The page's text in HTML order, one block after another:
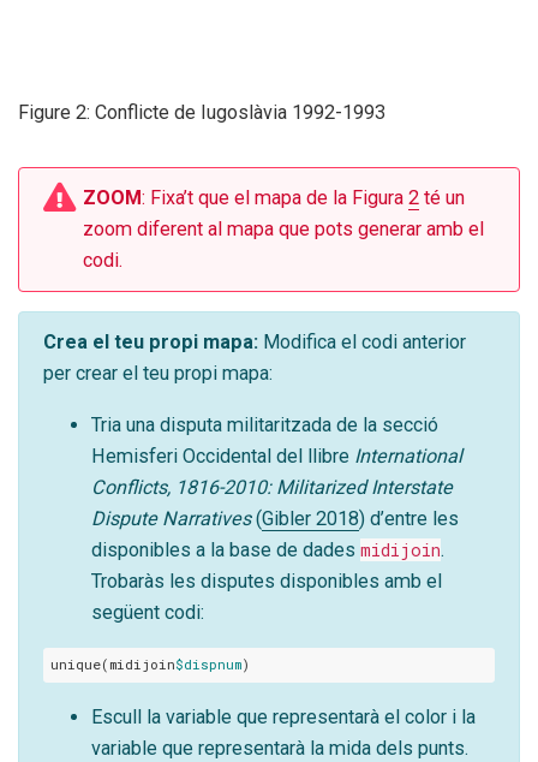
Figure 2: Conflicte de Iugoslàvia 1992-1993
ZOOM: Fixa’t que el mapa de la Figura 2té un
zoom diferent al mapa que pots generar amb el
codi.
Crea el teu propi mapa: Modifica el codi anterior
per crear el teu propi mapa:
Tria una disputa militaritzada de la secció
Hemisferi Occidental del llibre International
Conflicts, 1816-2010: Militarized Interstate
Dispute Narratives (Gibler 2018) d’entre les
disponibles a la base de dadesmidijoin.
Trobaràs les disputes disponibles amb el
següent codi:
unique(midijoin$dispnum)
Escull la variable que representarà el color i la
variable que representarà la mida dels punts.